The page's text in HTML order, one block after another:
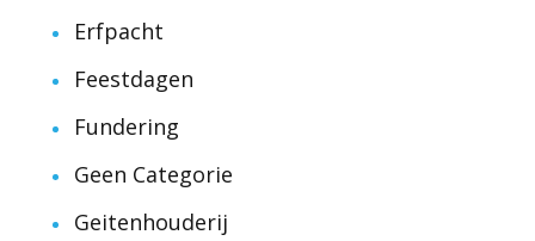
Erfpacht
Feestdagen
Fundering
Geen Categorie
Geitenhouderij